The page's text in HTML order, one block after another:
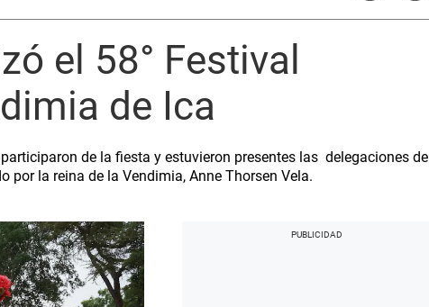
el 58° Festival
de Ica
de la fiesta y estuvieron presentes las delegaciones de
por la reina de la Vendimia, Anne Thorsen Vela.